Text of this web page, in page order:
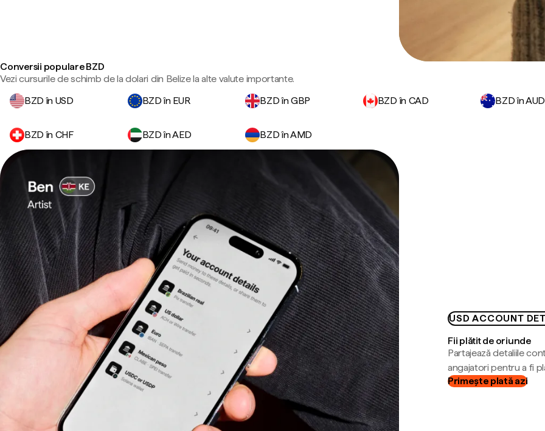
Conversii populare BZD
Vezi cursurile de schimb de la dolari din Belize la alte valute importante.
BZD în USD
BZD în EUR BZD în GBP BZD în CAD BZD în AUD
BZD în CHF BZD în AED BZD în AMD
USD ACCOUNT
Fii plătit de oriunde
Partajează detaliile
angajatori pentru a fi
Primește plată azi